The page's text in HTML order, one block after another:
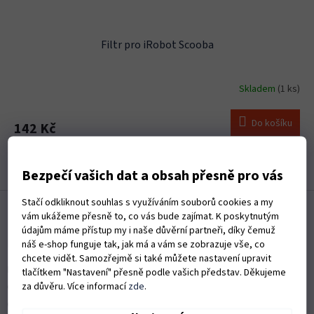
Bezpečí vašich dat a obsah přesně pro vás
Stačí odkliknout souhlas s využíváním souborů cookies a my
vám ukážeme přesně to, co vás bude zajímat. K poskytnutým
údajům máme přístup my i naše důvěrní partneři, díky čemuž
náš e-shop funguje tak, jak má a vám se zobrazuje vše, co
chcete vidět. Samozřejmě si také můžete nastavení upravit
tlačítkem "Nastavení" přesně podle vašich představ. Děkujeme
za důvěru. Více informacízde.
Filtr pro iRobot Scooba
Skladem (1 ks)
142 Kč Do košíku
O
v
á
d
a
c
í
p
Informace pro vás
Kontakty
Obchodní podmínky